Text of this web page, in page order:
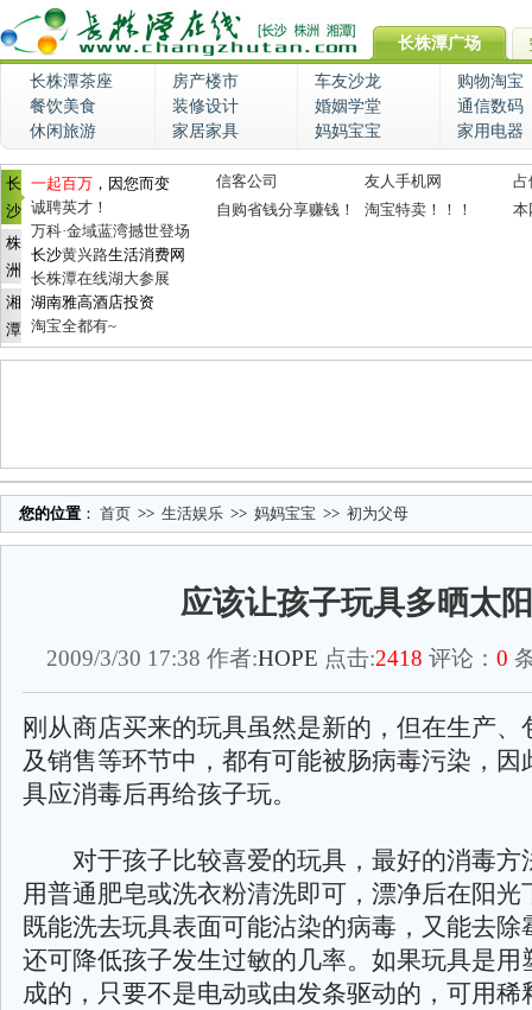
长株潭广场
长株潭茶座 房产楼市 车友沙龙
购物淘宝
餐饮美食
装修设计 婚姻学堂
通信数码
休闲旅游
家居家具 妈妈宝宝 家用电器
长
沙
株
洲
湘
潭
一起百万 ，因您而变
诚聘英才！
万科·金域蓝湾撼世登场
长沙黄兴路生活消费网
长株潭在线湖大参展
湖南雅高酒店投资
淘宝全都有~
信客公司 友人手机网
占
自购省钱分享赚钱！
淘宝特卖！！！ 本
您的位置 ： 首页 >> 生活娱乐 >> 妈妈宝宝 >> 初为父母
应该让孩子玩具多晒太阳
2009/3/30 17:38 作者:HOPE 点击:2418 评论： 0
刚从商店买来的玩具虽然是新的，但在生产、
及销售等环节中，都有可能被肠病毒污染，因
具应消毒后再给孩子玩。
对于孩子比较喜爱的玩具，最好的消毒方
用普通肥皂或洗衣粉清洗即可，漂净后在阳光
既能洗去玩具表面可能沾染的病毒，又能去除
还可降低孩子发生过敏的几率。如果玩具是用
成的，只要不是电动或由发条驱动的，可用稀